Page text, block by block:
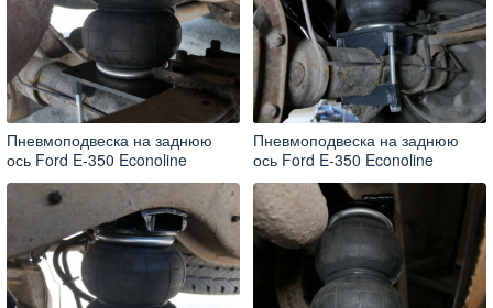
Пневмоподвеска на заднюю
ось Ford E-350 Econoline
Пневмоподвеска на заднюю
ось Ford E-350 Econoline